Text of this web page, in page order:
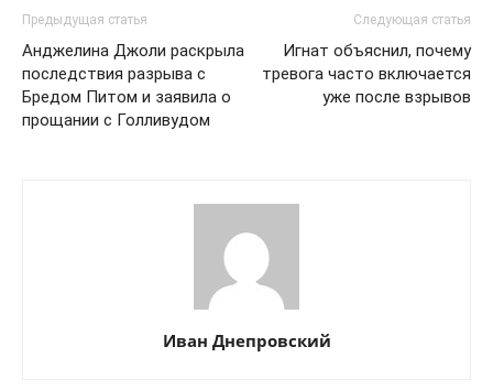
Предыдущая статья
Анджелина Джоли раскрыла
последствия разрыва с
Бредом Питом и заявила о
прощании с Голливудом
Следующая статья
Игнат объяснил, почему
тревога часто включается
уже после взрывов
Иван Днепровский